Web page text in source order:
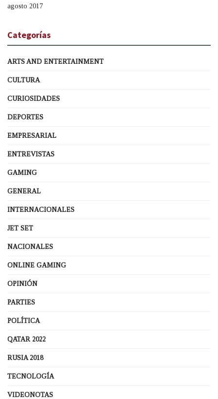
agosto 2017
Categorías
ARTS AND ENTERTAINMENT
CULTURA
CURIOSIDADES
DEPORTES
EMPRESARIAL
ENTREVISTAS
GAMING
GENERAL
INTERNACIONALES
JET SET
NACIONALES
ONLINE GAMING
OPINIÓN
PARTIES
POLÍTICA
QATAR 2022
RUSIA 2018
TECNOLOGÍA
VIDEONOTAS